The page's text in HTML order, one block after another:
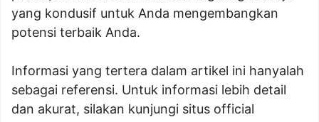
yang kondusif untuk Anda mengembangkan
potensi terbaik Anda.
Informasi yang tertera dalam artikel ini hanyalah
sebagai referensi. Untuk informasi lebih detail
dan akurat, silakan kunjungi situs official